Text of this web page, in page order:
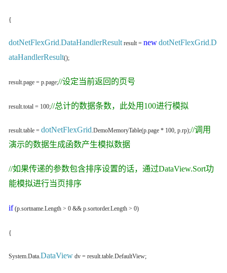
{
dotNetFlexGrid.DataHandlerResultresult = newdotNetFlexGrid.D
ataHandlerResult();
result.page = p.page;//设定当前返回的页号
result.total = 100;//总计的数据条数，此处用100进行模拟
result.table = dotNetFlexGrid.DemoMemoryTable(p.page * 100, p.rp);//调用
演示的数据生成函数产生模拟数据
//如果传递的参数包含排序设置的话，通过DataView.Sort功
能模拟进行当页排序
if(p.sortname.Length > 0 && p.sortorder.Length > 0)
{
System.Data.DataView dv = result.table.DefaultView;